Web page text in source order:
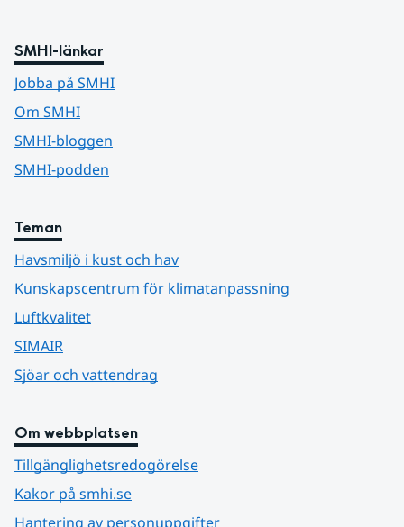
SMHI-länkar
Jobba på SMHI
Om SMHI
SMHI-bloggen
SMHI-podden
Teman
Havsmiljö i kust och hav
Kunskapscentrum för klimatanpassning
Luftkvalitet
SIMAIR
Sjöar och vattendrag
Om webbplatsen
Tillgänglighetsredogörelse
Kakor på smhi.se
Hantering av personuppgifter